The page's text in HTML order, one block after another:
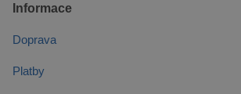
Informace
Doprava
Platby